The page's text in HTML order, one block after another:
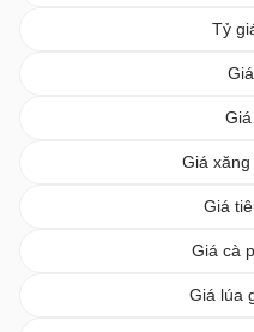
Tỷ
Giá
Giá
Giá cà
Giá lúa